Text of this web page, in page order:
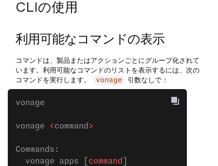
CLIの使用
利用可能なコマンドの表示
コマンドは、製品またはアクションごとにグループ化されて
います。利用可能なコマンドのリストを表示するには、次の
コマンドを実行します。
vonage 引数なしで：
vonage
vonage <command >
Commands:
  vonage apps [
command